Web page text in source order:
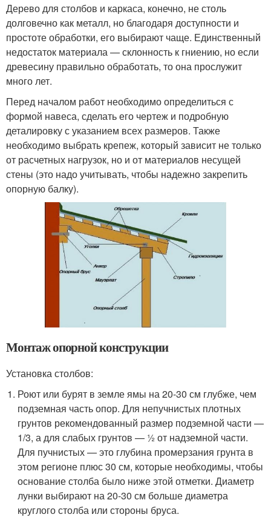
Дерево для столбов и каркаса, конечно, не столь
долговечно как металл, но благодаря доступности и
простоте обработки, его выбирают чаще. Единственный
недостаток материала — склонность к гниению, но если
древесину правильно обработать, то она прослужит
много лет.
Перед началом работ необходимо определиться с
формой навеса, сделать его чертеж и подробную
деталировку с указанием всех размеров. Также
необходимо выбрать крепеж, который зависит не только
от расчетных нагрузок, но и от материалов несущей
стены (это надо учитывать, чтобы надежно закрепить
опорную балку).
Монтаж опорной конструкции
Установка столбов:
Роют или бурят в земле ямы на 20-30 см глубже, чем
подземная часть опор. Для непучнистых плотных
грунтов рекомендованный размер подземной части —
1/3, а для слабых грунтов — ½ от надземной части.
Для пучнистых — это глубина промерзания грунта в
этом регионе плюс 30 см, которые необходимы, чтобы
основание столба было ниже этой отметки. Диаметр
лунки выбирают на 20-30 см больше диаметра
круглого столба или стороны бруса.